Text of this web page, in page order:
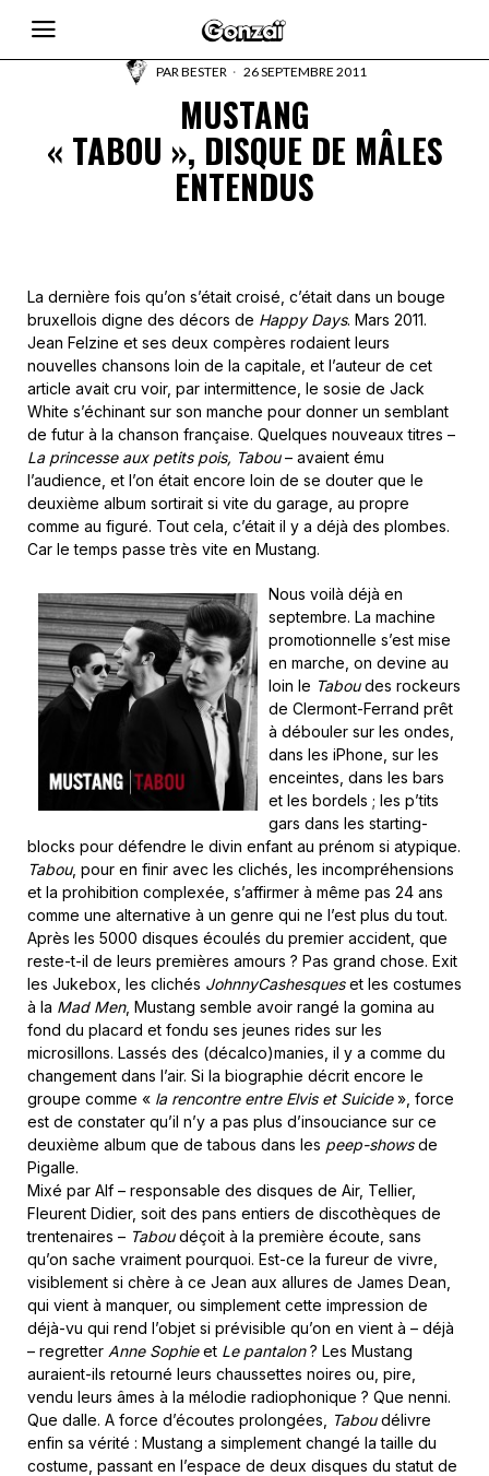
PARBESTER 26 SEPTEMBRE 2011
MUSTANG
« TABOU », DISQUE DE MÂLES
ENTENDUS
La dernière fois qu’on s’était croisé, c’était dans un bouge
bruxellois digne des décors de Happy Days. Mars 2011.
Jean Felzine et ses deux compères rodaient leurs
nouvelles chansons loin de la capitale, et l’auteur de cet
article avait cru voir, par intermittence, le sosie de Jack
White s’échinant sur son manche pour donner un semblant
de futur à la chanson française. Quelques nouveaux titres –
La princesse aux petits pois, Tabou– avaient ému
l’audience, et l’on était encore loin de se douter que le
deuxième album sortirait si vite du garage, au propre
comme au figuré. Tout cela, c’était il y a déjà des plombes.
Car le temps passe très vite en Mustang.
Nous voilà déjà en
septembre. La machine
promotionnelle s’est mise
en marche, on devine au
loin le Taboudes rockeurs
de Clermont-Ferrand prêt
à débouler sur les ondes,
dans les iPhone, sur les
enceintes, dans les bars
et les bordels ; les p’tits
gars dans les starting-
blocks pour défendre le divin enfant au prénom si atypique.
Tabou, pour en finir avec les clichés, les incompréhensions
et la prohibition complexée, s’affirmer à même pas 24 ans
comme une alternative à un genre qui ne l’est plus du tout.
Après les 5000 disques écoulés du premier accident, que
reste-t-il de leurs premières amours ? Pas grand chose. Exit
les Jukebox, les clichés JohnnyCashesqueset les costumes
à la Mad Men, Mustang semble avoir rangé la gomina au
fond du placard et fondu ses jeunes rides sur les
microsillons. Lassés des (décalco)manies, il y a comme du
changement dans l’air. Si la biographie décrit encore le
groupe comme « la rencontre entre Elvis et Suicide», force
est de constater qu’il n’y a pas plus d’insouciance sur ce
deuxième album que de tabous dans les peep-showsde
Pigalle.
Mixé par Alf – responsable des disques de Air, Tellier,
Fleurent Didier, soit des pans entiers de discothèques de
trentenaires – Taboudéçoit à la première écoute, sans
qu’on sache vraiment pourquoi. Est-ce la fureur de vivre,
visiblement si chère à ce Jean aux allures de James Dean,
qui vient à manquer, ou simplement cette impression de
déjà-vu qui rend l’objet si prévisible qu’on en vient à – déjà
– regretter Anne Sophieet Le pantalon? Les Mustang
auraient-ils retourné leurs chaussettes noires ou, pire,
vendu leurs âmes à la mélodie radiophonique ? Que nenni.
Que dalle. A force d’écoutes prolongées,
Taboudélivre
enfin sa vérité : Mustang a simplement changé la taille du
costume, passant en l’espace de deux disques du statut de